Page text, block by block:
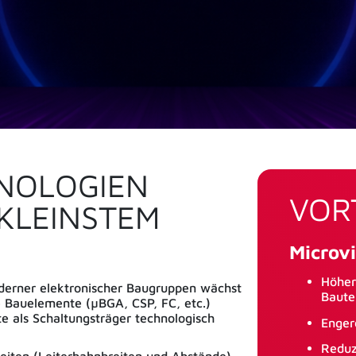
elektronischer Baugruppen wächst
(µBGA, CSP, FC, etc.)
als Schaltungsträger technologisch